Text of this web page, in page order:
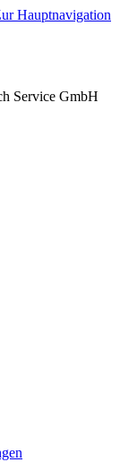
Hauptnavigation
Service GmbH